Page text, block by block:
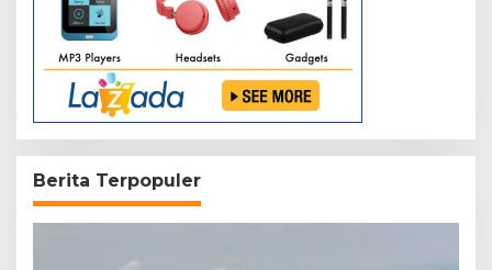
Berita Terpopuler